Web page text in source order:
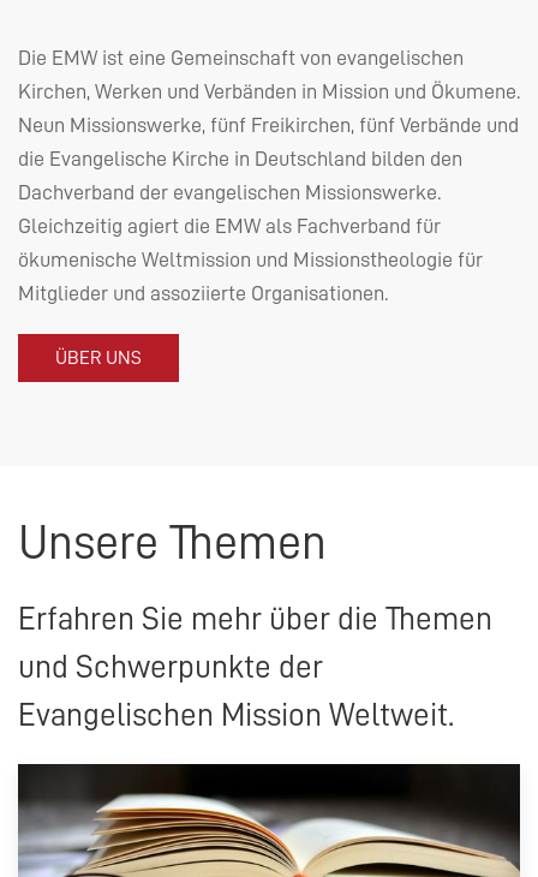
Die EMW ist eine Gemeinschaft von evangelischen
Kirchen, Werken und Verbänden in Mission und Ökumene.
Neun Missionswerke, fünf Freikirchen, fünf Verbände und
die Evangelische Kirche in Deutschland bilden den
Dachverband der evangelischen Missionswerke.
Gleichzeitig agiert die EMW als Fachverband für
ökumenische Weltmission und Missionstheologie für
Mitglieder und assoziierte Organisationen.
ÜBER UNS
Unsere Themen
Erfahren Sie mehr über die Themen
und Schwerpunkte der
Evangelischen Mission Weltweit.